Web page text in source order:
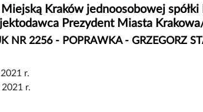
Kraków jednoosobowej
Prezydent Miasta
NR 2256 - POPRAWKA - GRZEGORZ
r.
2021 r.